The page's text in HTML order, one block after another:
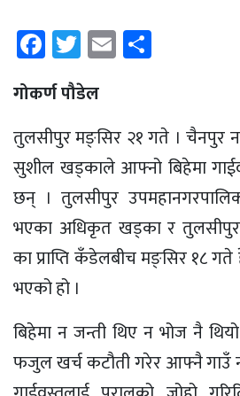
Facebook
Twitter
Email
गोकर्ण पौडेल
तुलसीपुर मङ्सिर २१ गते । चैनपुर
सुशील खड्काले आफ्नो बिहेमा
छन् । तुलसीपुर
भएका अधिकृत खड्का र तुलसीपुर
का प्राप्ति कँडेलबीच मङ्सिर १८ गते
भएको हो ।
बिहेमा न जन्ती थिए न भोज नै
फजुल खर्च कटौती गरेर आफ्नै गाउँ